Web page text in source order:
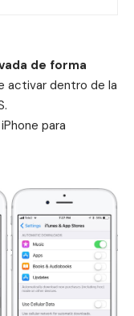
de forma
activar dentro de la
para